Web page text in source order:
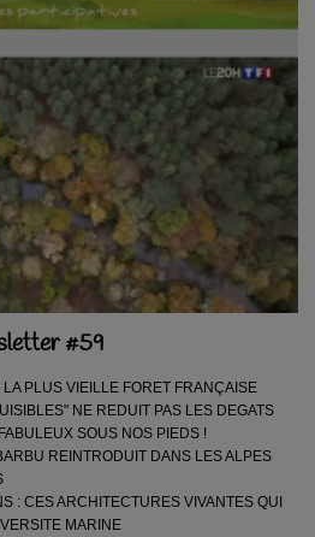
#59
PLUS VIEILLE FORET FRANÇAISE
NE REDUIT PAS LES DEGATS
SOUS NOS PIEDS !
REINTRODUIT DANS LES ALPES
: CES ARCHITECTURES VIVANTES QUI
MARINE